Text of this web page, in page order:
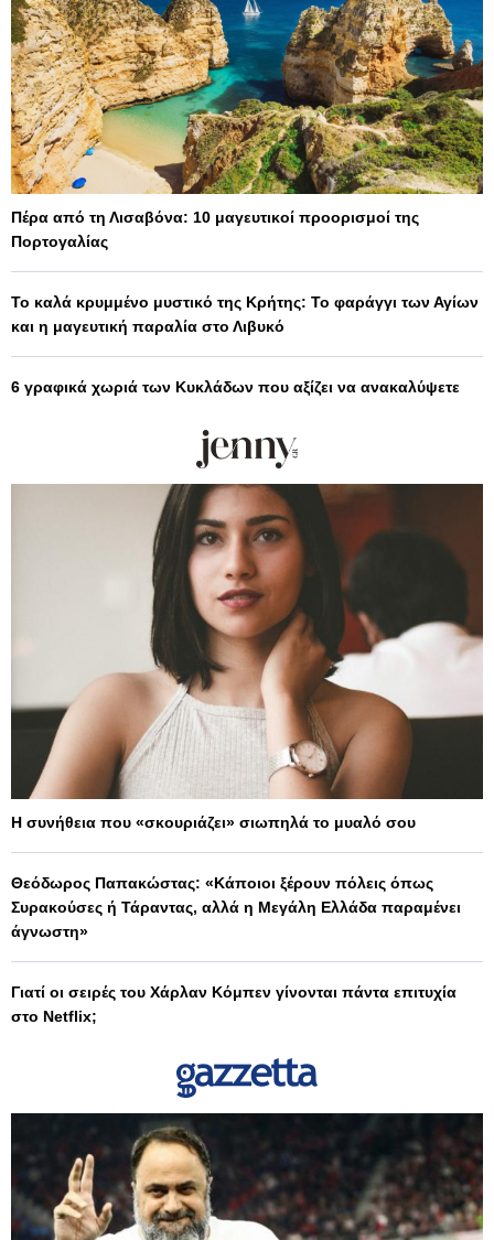
Πέρα από τη Λισαβόνα: 10 μαγευτικοί προορισμοί της
Πορτογαλίας
Το καλά κρυμμένο μυστικό της Κρήτης: Το φαράγγι των Αγίων
και η μαγευτική παραλία στο Λιβυκό
6 γραφικά χωριά των Κυκλάδων που αξίζει να ανακαλύψετε
Η συνήθεια που «σκουριάζει» σιωπηλά το μυαλό σου
Θεόδωρος Παπακώστας: «Κάποιοι ξέρουν πόλεις όπως
Συρακούσες ή Τάραντας, αλλά η Μεγάλη Ελλάδα παραμένει
άγνωστη»
Γιατί οι σειρές του Χάρλαν Κόμπεν γίνονται πάντα επιτυχία
στο Netflix;